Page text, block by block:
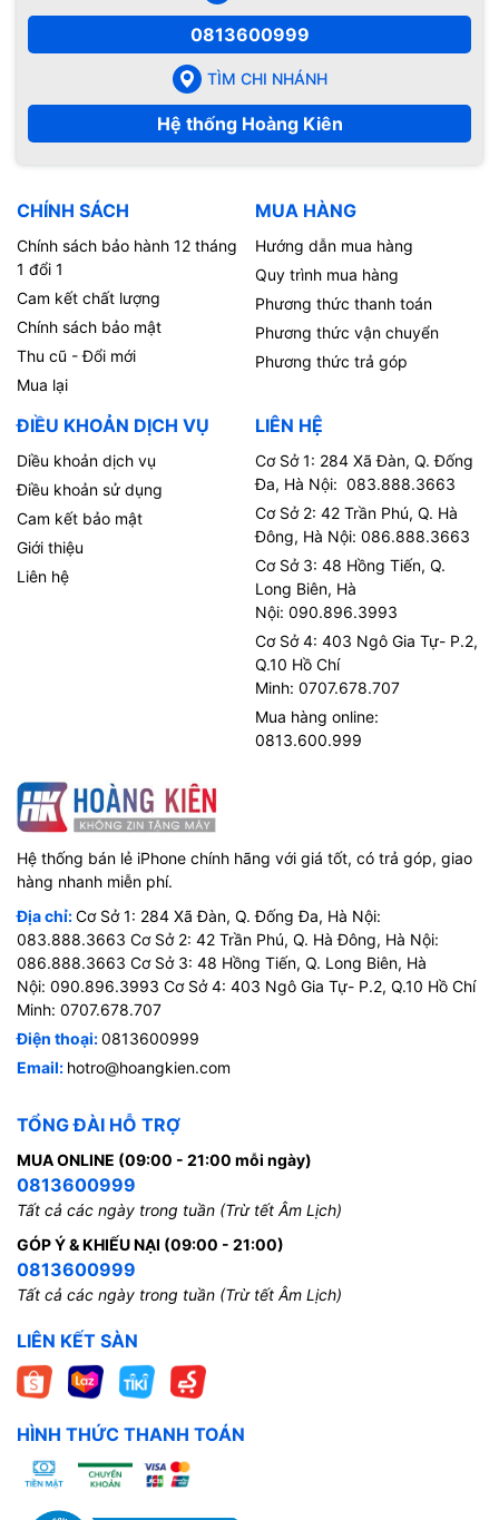
0813600999
TÌM CHI NHÁNH
Hệ thống Hoàng Kiên
CHÍNH SÁCH
Chính sách bảo hành 12 tháng
1 đổi 1
Cam kết chất lượng
Chính sách bảo mật
Thu cũ - Đổi mới
Mua lại
MUA HÀNG
Hướng dẫn mua hàng
Quy trình mua hàng
Phương thức thanh toán
Phương thức vận chuyển
Phương thức trả góp
ĐIỀU KHOẢN DỊCH VỤ
Diều khoản dịch vụ
Điều khoản sử dụng
Cam kết bảo mật
Giới thiệu
Liên hệ
LIÊN HỆ
Cơ Sở 1: 284 Xã Đàn, Q. Đống
Đa, Hà Nội: 083.888.3663
Cơ Sở 2: 42 Trần Phú, Q. Hà
Đông, Hà Nội: 086.888.3663
Cơ Sở 3: 48 Hồng Tiến, Q.
Long Biên, Hà
Nội: 090.896.3993
Cơ Sở 4: 403 Ngô Gia Tự- P.2,
Q.10 Hồ Chí
Minh: 0707.678.707
Mua hàng online:
0813.600.999
Hệ thống bán lẻ iPhone chính hãng với giá tốt, có trả góp, giao
hàng nhanh miễn phí.
Địa chỉ:Cơ Sở 1: 284 Xã Đàn, Q. Đống Đa, Hà Nội:
083.888.3663 Cơ Sở 2: 42 Trần Phú, Q. Hà Đông, Hà Nội:
086.888.3663 Cơ Sở 3: 48 Hồng Tiến, Q. Long Biên, Hà
Nội: 090.896.3993 Cơ Sở 4: 403 Ngô Gia Tự- P.2, Q.10 Hồ Chí
Minh: 0707.678.707
Điện thoại:0813600999
Email: hotro@hoangkien.com
TỔNG ĐÀI HỖ TRỢ
MUA ONLINE (09:00 - 21:00 mỗi ngày)
0813600999
Tất cả các ngày trong tuần (Trừ tết Âm Lịch)
GÓP Ý & KHIẾU NẠI (09:00 - 21:00)
0813600999
Tất cả các ngày trong tuần (Trừ tết Âm Lịch)
LIÊN KẾT SÀN
HÌNH THỨC THANH TOÁN